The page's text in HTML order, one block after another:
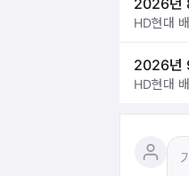
2026년
HD현대
2026년
HD현대